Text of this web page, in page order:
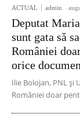
ACTUAL admin -
Deputat
sunt gata să
României
orice
Ilie Bolojan, PNL și
României doar